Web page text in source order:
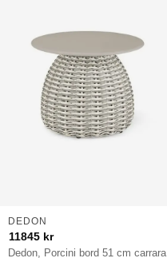
Dedon, Porcini bord 51 cm carrara
DEDON
11845 kr